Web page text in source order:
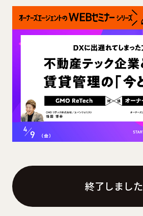
終了しました